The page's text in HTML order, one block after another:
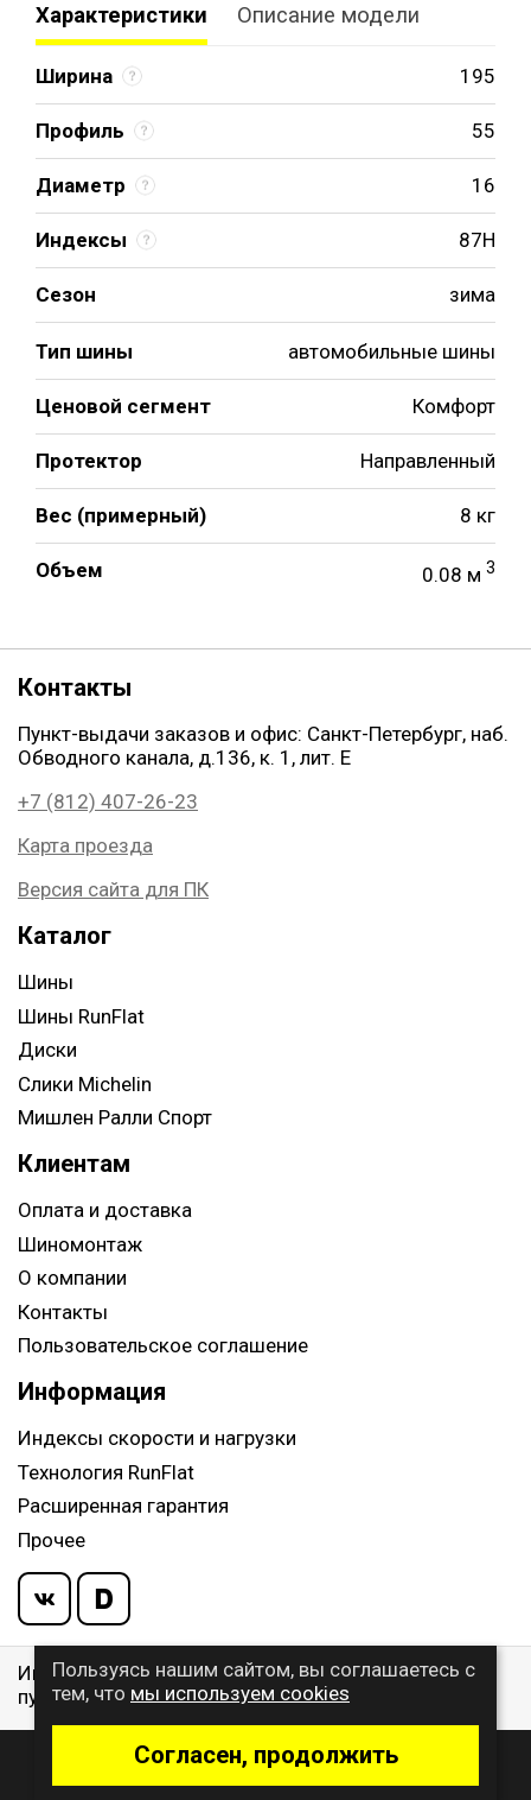
Характеристики Описание модели
Ширина 195
Профиль 55
Диаметр 16
Индексы 87H
Сезон зима
Тип шины автомобильные шины
Ценовой сегмент Комфорт
Протектор Направленный
Вес (примерный) 8 кг
Объем 0.08 м 3
Контакты
Пункт-выдачи заказов и офис: Санкт-Петербург, наб.
Обводного канала, д.136, к. 1, лит. Е
+7 (812) 407-26-23
Карта проезда
Версия сайта для ПК
Каталог
Шины
Шины RunFlat
Диски
Слики Michelin
Мишлен Ралли Спорт
Клиентам
Оплата и доставка
Шиномонтаж
О компании
Контакты
Пользовательское соглашение
Информация
Индексы скорости и нагрузки
Технология RunFlat
Расширенная гарантия
Прочее
Информация указанная на сайте, не является
публичной офертой, определяемой ст. 437 ГК РФ
© 2009 - 2026 Buywheel.ru
Пользуясь нашим сайтом, вы соглашаетесь с
тем, что мы используем cookies
Согласен, продолжить